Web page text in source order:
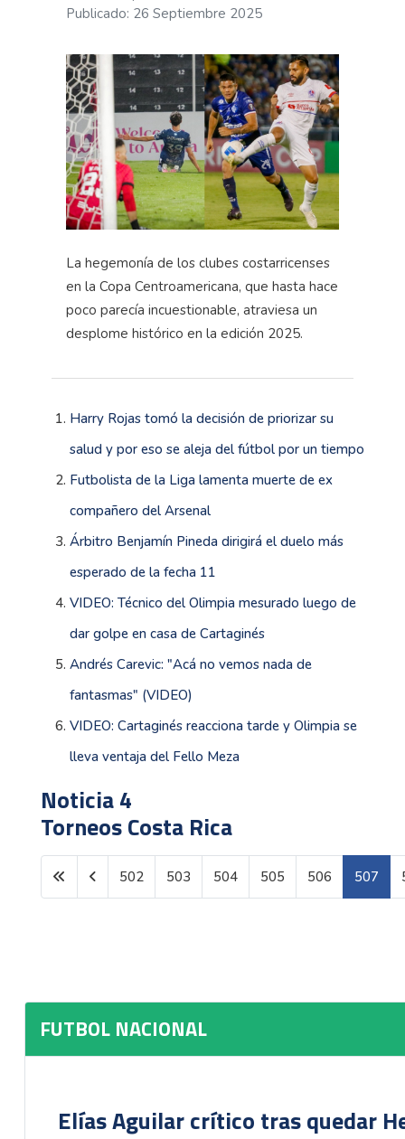
Publicado: 26 Septiembre 2025
La hegemonía de los clubes costarricenses
en la Copa Centroamericana, que hasta hace
poco parecía incuestionable, atraviesa un
desplome histórico en la edición 2025.
Harry Rojas tomó la decisión de priorizar su
salud y por eso se aleja del fútbol por un tiempo
Futbolista de la Liga lamenta muerte de ex
compañero del Arsenal
Árbitro Benjamín Pineda dirigirá el duelo más
esperado de la fecha 11
VIDEO: Técnico del Olimpia mesurado luego de
dar golpe en casa de Cartaginés
Andrés Carevic: "Acá no vemos nada de
fantasmas" (VIDEO)
VIDEO: Cartaginés reacciona tarde y Olimpia se
lleva ventaja del Fello Meza
Noticia 4
Torneos Costa Rica
Página 507 de 987
502 503 504 505 506 507
FUTBOL NACIONAL
Elías Aguilar crítico tras quedar